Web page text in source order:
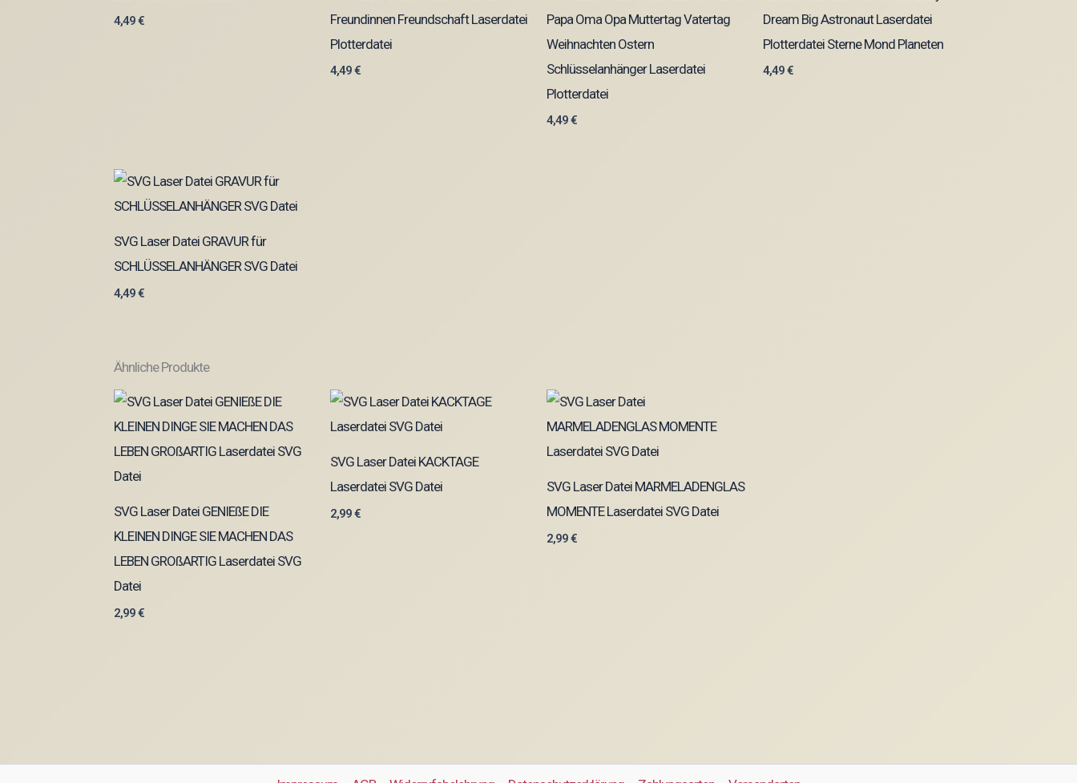
4,49€
Freundinnen Freundschaft Laserdatei
Plotterdatei
4,49€
Papa Oma Opa Muttertag Vatertag
Weihnachten Ostern
Schlüsselanhänger Laserdatei
Plotterdatei
4,49€
Dream Big Astronaut Laserdatei
Plotterdatei Sterne Mond Planeten
4,49€
SVG Laser Datei GRAVUR für
SCHLÜSSELANHÄNGER SVG Datei
4,49€
Ähnliche Produkte
SVG Laser Datei GENIEßE DIE
KLEINEN DINGE SIE MACHEN DAS
LEBEN GROßARTIG Laserdatei SVG
Datei
2,99€
SVG Laser Datei KACKTAGE
Laserdatei SVG Datei
2,99€
SVG Laser Datei MARMELADENGLAS
MOMENTE Laserdatei SVG Datei
2,99€